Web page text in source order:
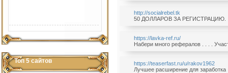
Топ 5 сайтов
http://socialrebel.tk
50 ДОЛЛАРОВ ЗА РЕГИСТРАЦИЮ. . . .
https://lavka-ref.ru/
Набери много рефералов . . . .
https://teaserfast.ru/u/rakov1962
Лучшее расширение для заработка